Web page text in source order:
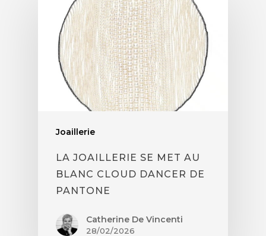
Joaillerie
LA JOAILLERIE SE MET AU
BLANC CLOUD DANCER DE
PANTONE
Catherine De Vincenti
28/02/2026